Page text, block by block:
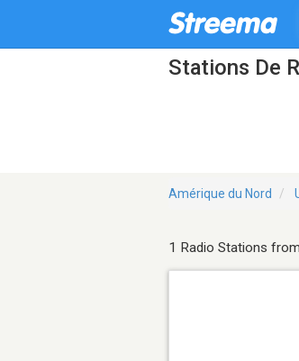
Stations De
Amérique du Nord
1 Radio Stations